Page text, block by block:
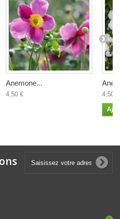
Anemone...
4,50 € 4,50 €